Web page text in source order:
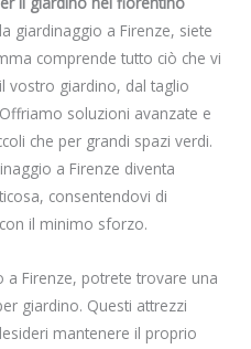
giardinaggio a Firenze, siete
comprende tutto ciò che vi
vostro giardino, dal taglio
soluzioni avanzate e
che per grandi spazi verdi.
a Firenze diventa
consentendovi di
il minimo sforzo.
Firenze, potrete trovare una
giardino. Questi attrezzi
mantenere il proprio